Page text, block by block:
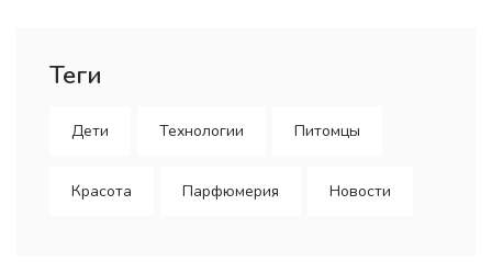
Теги
Дети Технологии Питомцы
Красота Парфюмерия Новости